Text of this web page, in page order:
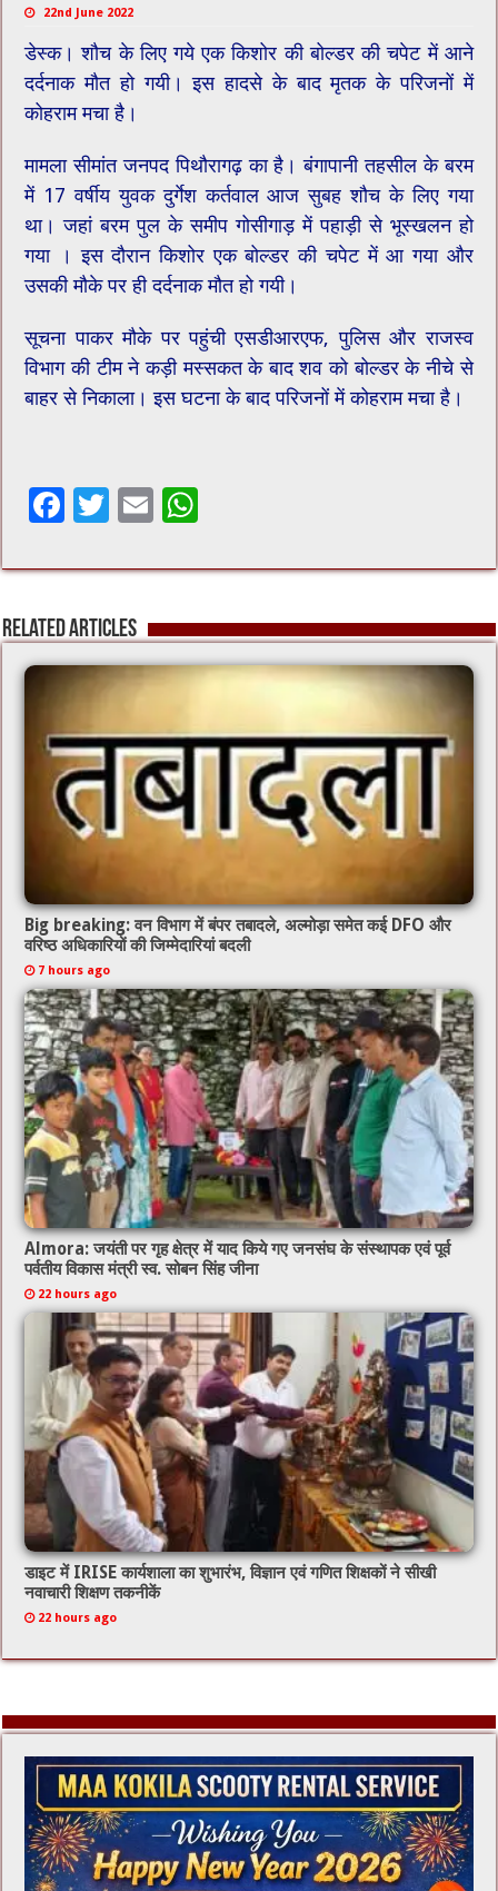
22nd June 2022
डेस्क। शौच के लिए गये एक किशोर की बोल्डर की चपेट में आने
दर्दनाक मौत हो गयी। इस हादसे के बाद मृतक के परिजनों में
कोहराम मचा है।
मामला सीमांत जनपद पिथौरागढ़ का है। बंगापानी तहसील के बरम
में 17 वर्षीय युवक दुर्गेश कर्तवाल आज सुबह शौच के लिए गया
था। जहां बरम पुल के समीप गोसीगाड़ में पहाड़ी से भूस्खलन हो
गया । इस दौरान किशोर एक बोल्डर की चपेट में आ गया और
उसकी मौके पर ही दर्दनाक मौत हो गयी।
सूचना पाकर मौके पर पहुंची एसडीआरएफ, पुलिस और राजस्व
विभाग की टीम ने कड़ी मस्सकत के बाद शव को बोल्डर के नीचे से
बाहर से निकाला। इस घटना के बाद परिजनों में कोहराम मचा है।
F
e
b
o
o
k
T
tt
er
E
ai
l
at
sA
p
p
Related Articles
Big breaking: वन विभाग में बंपर तबादले, अल्मोड़ा समेत कई DFO और
वरिष्ठ अधिकारियों की जिम्मेदारियां बदली
7 hours ago
Almora: जयंती पर गृह क्षेत्र में याद किये गए जनसंघ के संस्थापक एवं पूर्व
पर्वतीय विकास मंत्री स्व. सोबन सिंह जीना
22 hours ago
डाइट में IRISE कार्यशाला का शुभारंभ, विज्ञान एवं गणित शिक्षकों ने सीखी
नवाचारी शिक्षण तकनीकें
22 hours ago